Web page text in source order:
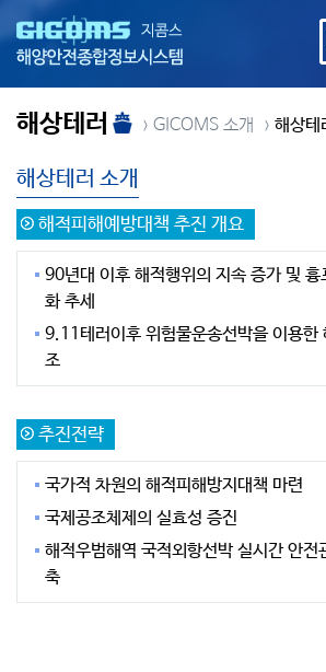
해상테러 GICOMS 소개 해상테
해상테러 소개
해적피해예방대책 추진 개요
90년대 이후 해적행위의 지속 증가 및
화 추세
9.11테러이후 위험물운송선박을 이용한
조
추진전략
국가적 차원의 해적피해방지대책 마련
국제공조체제의 실효성 증진
해적우범해역 국적외항선박 실시간 안전
축